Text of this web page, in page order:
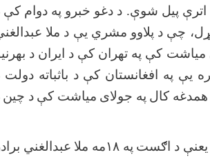
اترې پیل شوې. د دغو خبرو په دوام کې
چې د پلاوو مشري یې د ملا
میاشت کې په تهران کې د ایران د
یې په افغانستان کې د باثباته دولت
همدغه کال په جولای میاشت کې د چین
یعنې د اګست په ۱۸مه ملا عبدالغني